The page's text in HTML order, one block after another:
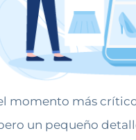
momento más
un pequeño